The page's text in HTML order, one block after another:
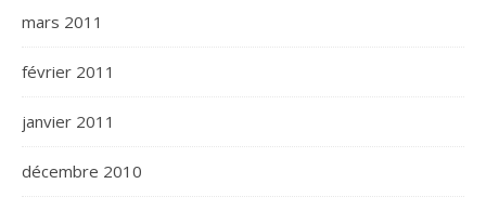
mars 2011
février 2011
janvier 2011
décembre 2010